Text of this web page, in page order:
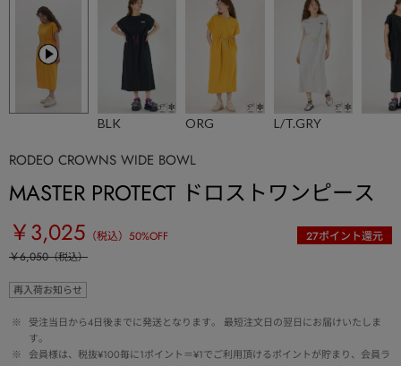
BLK ORG L/T.GRY
RODEO CROWNS WIDE BOWL
MASTER PROTECT ドロストワンピース
￥3,025 （税込） 50%OFF 27ポイント還元
￥6,050（税込）
再入荷お知らせ
※
受注当日から4日後までに発送となります。 最短注文日の翌日にお届けいたしま
す。
※
会員様は、税抜¥100毎に1ポイント＝¥1でご利用頂けるポイントが貯まり、会員ラ